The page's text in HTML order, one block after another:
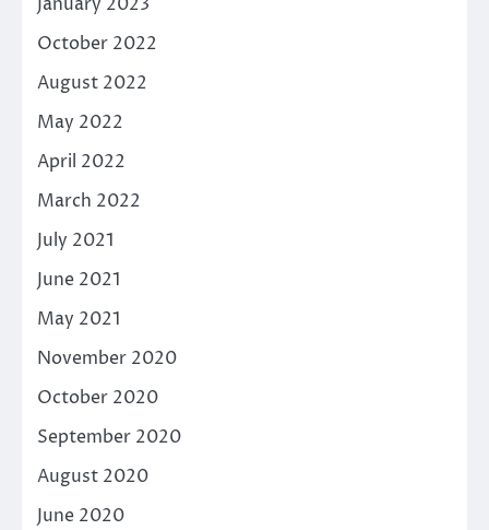
October 2022
August 2022
May 2022
April 2022
March 2022
July 2021
June 2021
May 2021
November 2020
October 2020
September 2020
August 2020
June 2020